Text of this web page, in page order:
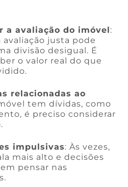
a avaliação do imóvel:
avaliação justa pode
divisão desigual. É
o valor real do que
relacionadas ao
tem dívidas, como
é preciso considerar
impulsivas: Às vezes,
mais alto e decisões
pensar nas